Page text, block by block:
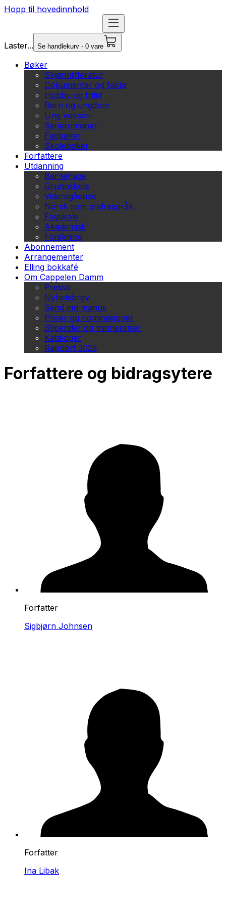
Hopp til hovedinnhold
Laster... Se handlekurv - 0 vare
Bøker
Skjønnlitteratur
Dokumentar og fakta
Hobby og fritid
Barn og ungdom
Ung voksen
Serieromaner
Fagbøker
Skolebøker
Forfattere
Utdanning
Barnehage
Grunnskole
Videregående
Norsk som andrespråk
Fagskole
Akademisk
Forskning
Abonnement
Arrangementer
Elling bokkafé
Om Cappelen Damm
Presse
Nyhetsbrev
Send inn manus
Priser og nominasjoner
Stipender og minnepriser
Kataloger
Rapport 2025
Forfattere og bidragsytere
Forfatter
Sigbjørn Johnsen
Forfatter
Ina Libak